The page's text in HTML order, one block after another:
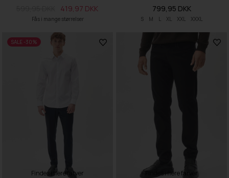
Fås i mange størrelser
419,97 DKK
S M L XL XXL XXXL
799,95 DKK
SALE -30%
Findes i flere farver Findes i flere farver